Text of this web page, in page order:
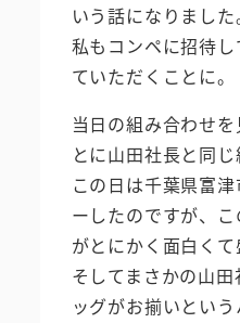
いう話になりました
私もコンペに招待
ていただくことに。
当日の組み合わせ
とに山田社長と同じ
この日は千葉県富
ーしたのですが、
がとにかく面白くて
そしてまさかの山
ッグがお揃いとい